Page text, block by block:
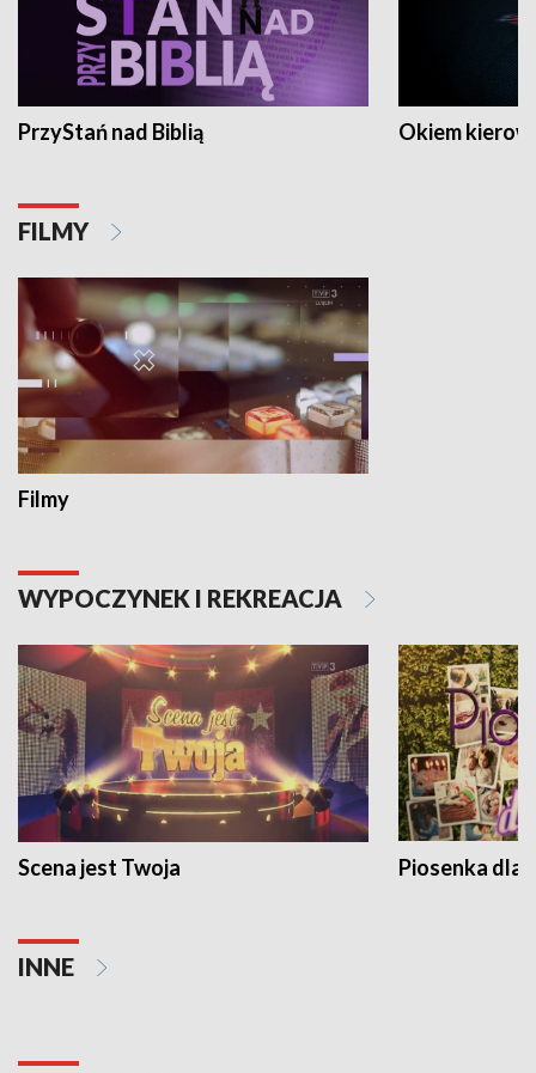
PrzyStań nad Biblią Okiem
FILMY
Filmy
WYPOCZYNEK I REKREACJA
Scena jest Twoja Piosenka dla
INNE